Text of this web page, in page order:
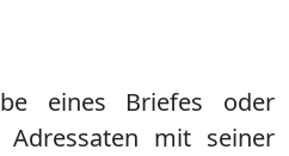
eines Briefes oder
mit seiner